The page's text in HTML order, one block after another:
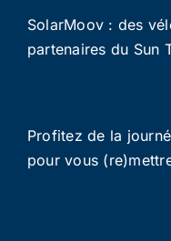
SolarMoov : des
partenaires du Sun
Profitez de la
pour vous